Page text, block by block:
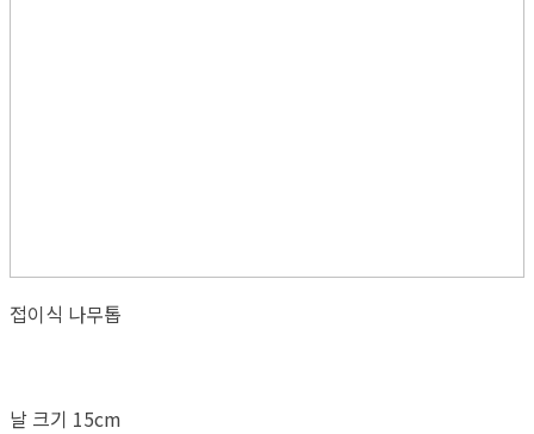
접이식 나무톱
날 크기 15cm